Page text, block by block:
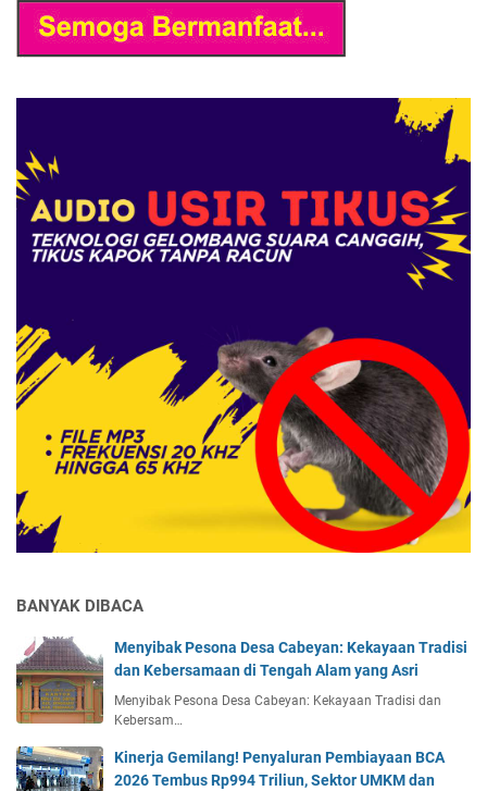
BANYAK DIBACA
Menyibak Pesona Desa Cabeyan: Kekayaan Tradisi
dan Kebersamaan di Tengah Alam yang Asri
Menyibak Pesona Desa Cabeyan: Kekayaan Tradisi dan
Kebersam…
Kinerja Gemilang! Penyaluran Pembiayaan BCA
2026 Tembus Rp994 Triliun, Sektor UMKM dan